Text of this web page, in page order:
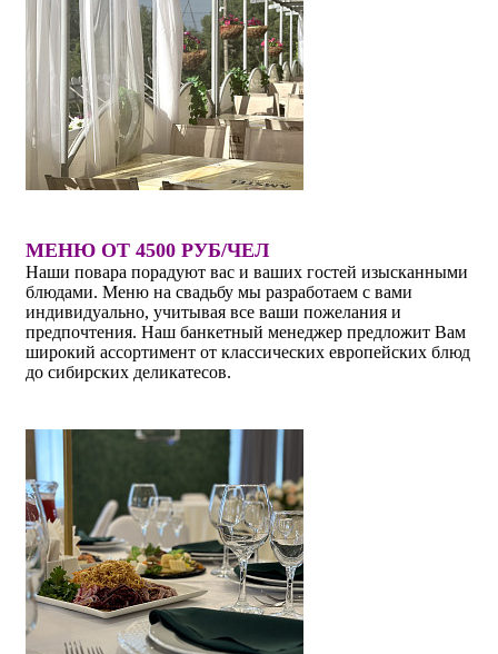
МЕНЮ ОТ 4500 РУБ/ЧЕЛ
Наши повара порадуют вас и ваших гостей изысканными
блюдами. Меню на свадьбу мы разработаем с вами
индивидуально, учитывая все ваши пожелания и
предпочтения. Наш банкетный менеджер предложит Вам
широкий ассортимент от классических европейских блюд
до сибирских деликатесов.